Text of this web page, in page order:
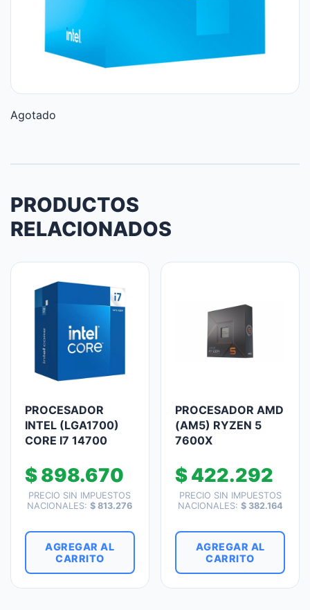
Agotado
PRODUCTOS
RELACIONADOS
PROCESADOR
INTEL (LGA1700)
CORE I7 14700
$898.670
PRECIO SIN IMPUESTOS
NACIONALES:$ 813.276
AGREGAR AL
CARRITO
PROCESADOR AMD
(AM5) RYZEN 5
7600X
$422.292
PRECIO SIN IMPUESTOS
NACIONALES: $382.164
AGREGAR AL
CARRITO